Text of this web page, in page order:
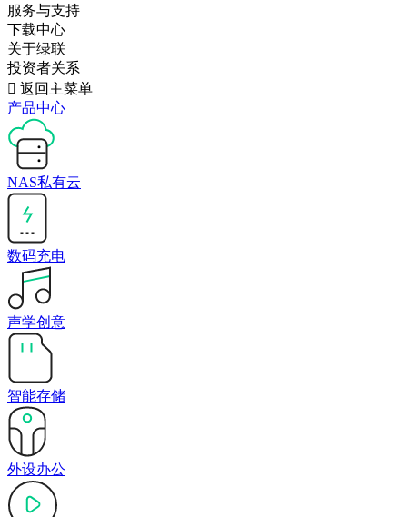
服务与支持
下载中心
关于绿联
投资者关系
 返回主菜单
产品中心
NAS私有云
数码充电
声学创意
智能存储
外设办公